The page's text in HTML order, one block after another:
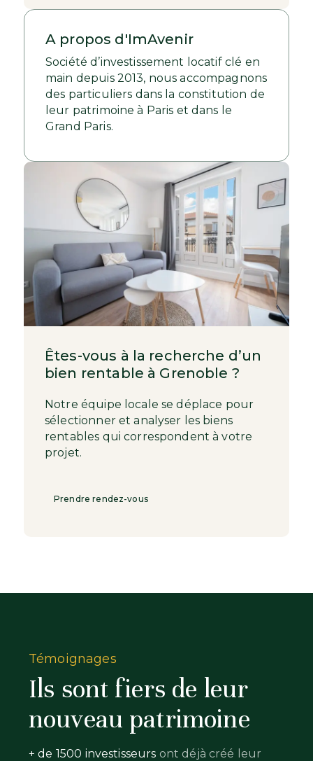
A propos d'ImAvenir
Société d’investissement locatif clé en
main depuis 2013, nous accompagnons
des particuliers dans la constitution de
leur patrimoine à Paris et dans le
Grand Paris.
Êtes-vous à la recherche d’un
bien rentable à Grenoble ?
Notre équipe locale se déplace pour
sélectionner et analyser les biens
rentables qui correspondent à votre
projet.
Prendre rendez-vous
Témoignages
Ils sont fiers de leur
nouveau patrimoine
+ de 1500 investisseurs ont déjà créé leur